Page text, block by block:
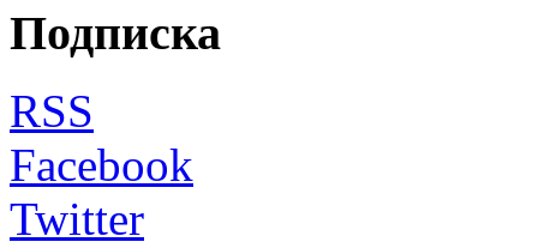
Подписка
RSS
Facebook
Twitter